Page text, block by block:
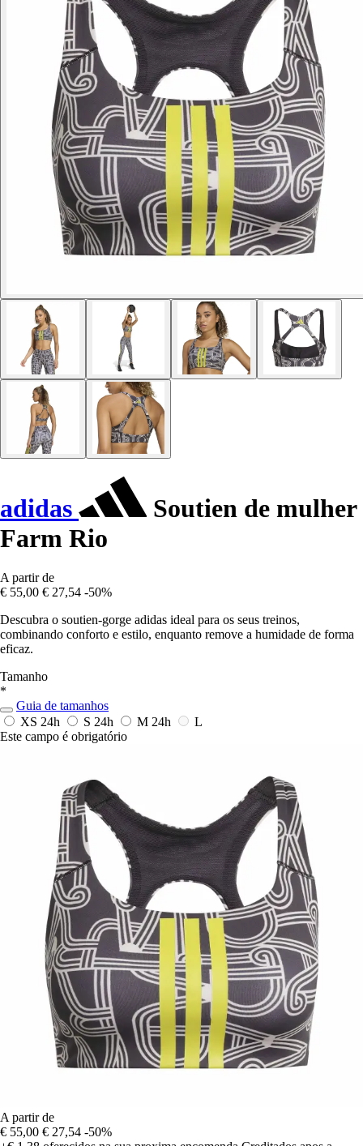
adidas
Soutien de mulher
Farm Rio
A partir de
€ 55,00 € 27,54 -50%
Descubra o soutien-gorge adidas ideal para os seus treinos,
combinando conforto e estilo, enquanto remove a humidade de forma
eficaz.
Tamanho
*
Guia de tamanhos
XS 24h S 24h M 24h
L
Este campo é obrigatório
A partir de
€ 55,00 € 27,54 -50%